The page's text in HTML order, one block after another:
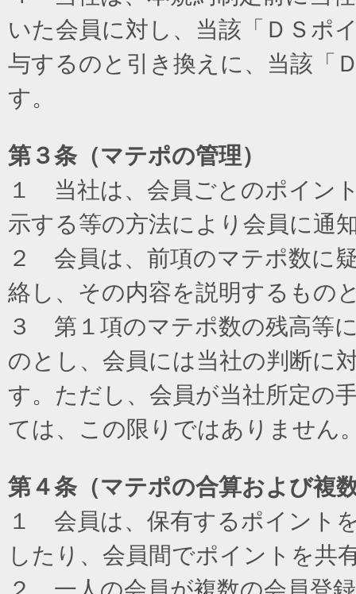
いた会員に対し、当該「ＤＳポ
与するのと引き換えに、当該「
す。
第３条（マテポの管理）
１ 当社は、会員ごとのポイン
示する等の方法により会員に通
２ 会員は、前項のマテポ数に
絡し、その内容を説明するもの
３ 第１項のマテポ数の残高等
のとし、会員には当社の判断に
す。ただし、会員が当社所定の
ては、この限りではありません
第４条（マテポの合算および複
１ 会員は、保有するポイント
したり、会員間でポイントを共